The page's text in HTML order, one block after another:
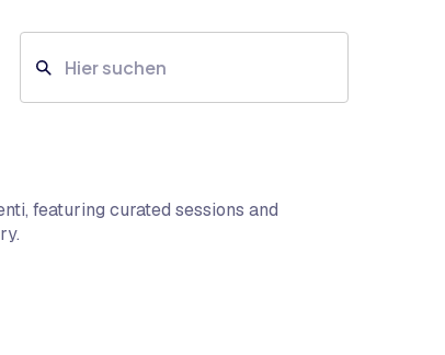
featuring curated sessions and